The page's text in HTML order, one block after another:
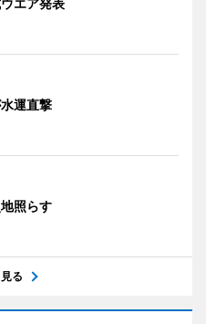
運直撃
照らす
る